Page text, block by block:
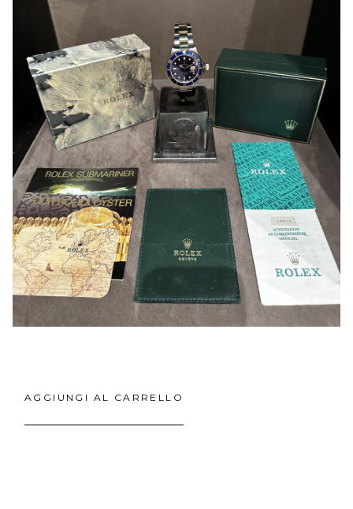
AGGIUNGI AL CARRELLO